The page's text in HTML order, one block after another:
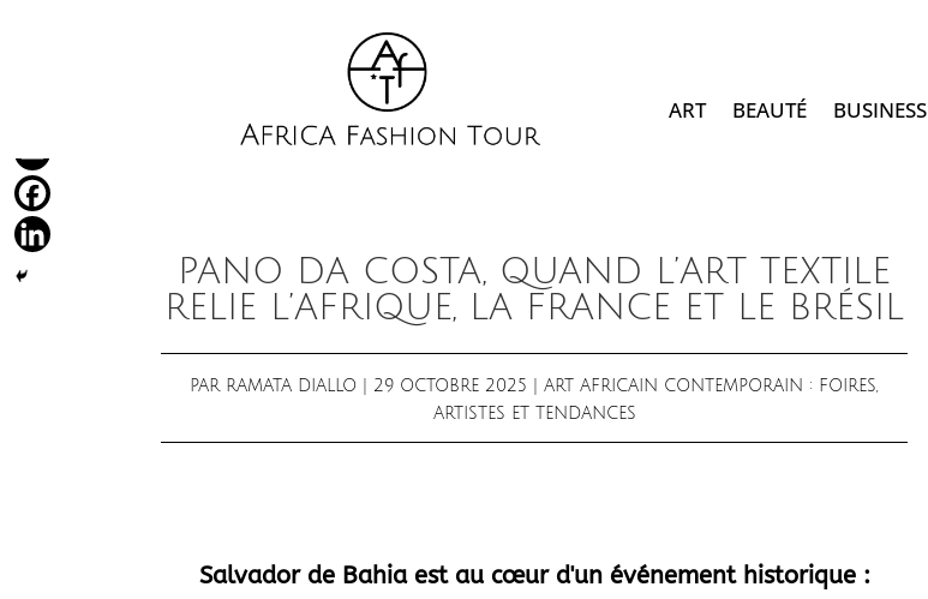
ART BEAUTÉ BUSINESS
PANO DA COSTA, QUAND L’ART TEXTILE
RELIE L’AFRIQUE, LA FRANCE ET LE BRÉSIL
PAR RAMATA DIALLO 29 OCTOBRE 2025 |ART AFRICAIN CONTEMPORAIN : FOIRES,
ARTISTES ET TENDANCES
Salvador de Bahia est au cœur d'un événement historique :